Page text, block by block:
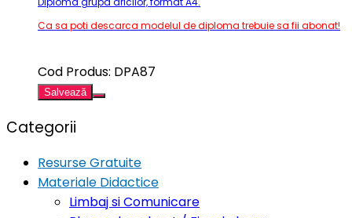
Ca sa poti descarca modelul de diploma trebuie sa fii abonat!
Cod Produs: DPA87
Salvează
Categorii
Resurse Gratuite
Materiale Didactice
Limbaj si Comunicare